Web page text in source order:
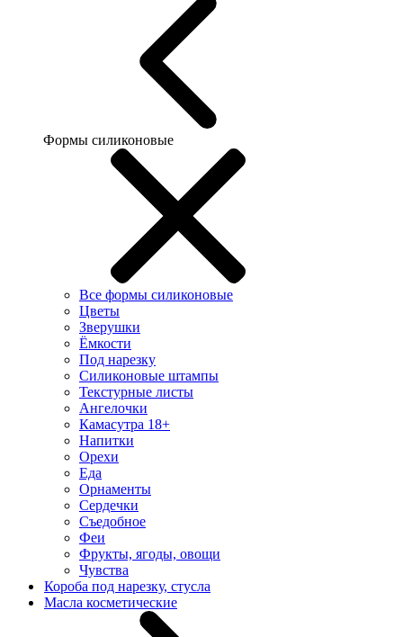
Формы силиконовые
Все формы силиконовые
Цветы
Зверушки
Ёмкости
Под нарезку
Силиконовые штампы
Текстурные листы
Ангелочки
Камасутра 18+
Напитки
Орехи
Еда
Орнаменты
Сердечки
Съедобное
Феи
Фрукты, ягоды, овощи
Чувства
Короба под нарезку, стусла
Масла косметические